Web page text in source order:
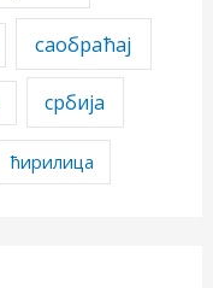
саобраћај
србија
ћирилица